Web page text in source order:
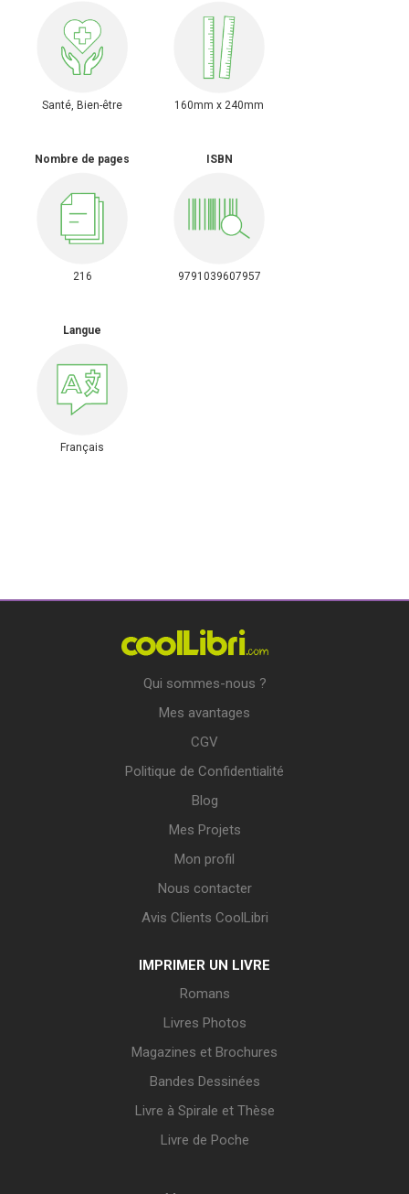
Santé, Bien-être 160mm x 240mm
Nombre de pages
216
ISBN
9791039607957
Langue
Français
Qui sommes-nous ?
Mes avantages
CGV
Politique de Confidentialité
Blog
Mes Projets
Mon profil
Nous contacter
Avis Clients CoolLibri
IMPRIMER UN LIVRE
Romans
Livres Photos
Magazines et Brochures
Bandes Dessinées
Livre à Spirale et Thèse
Livre de Poche